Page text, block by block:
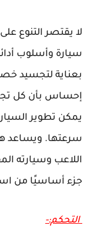
لا يقتصر التنوع
سيارة وأسلوب
بعناية لتجسيد
إحساس بأن كل
يمكن تطوير
سرعتها. ويساعد
اللاعب وسيارته
جزء أساسيًا من
التحكم:-